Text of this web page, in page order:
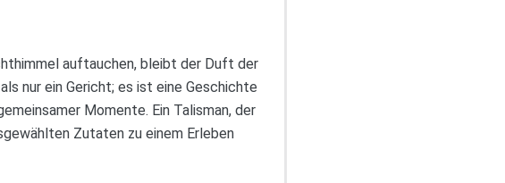
auftauchen, bleibt der Duft der
nur ein Gericht; es ist eine Geschichte
Momente. Ein Talisman, der
Zutaten zu einem Erleben